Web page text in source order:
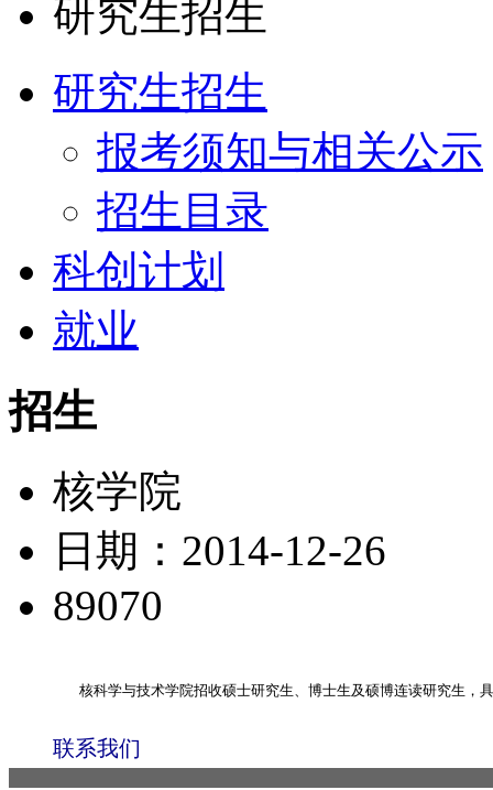
研究生招生
研究生招生
报考须知与相关公示
招生目录
科创计划
就业
招生
核学院
日期：2014-12-26
89070
核科学与技术学院招收硕士研究生、博士生及硕博连读研究生，
联系我们